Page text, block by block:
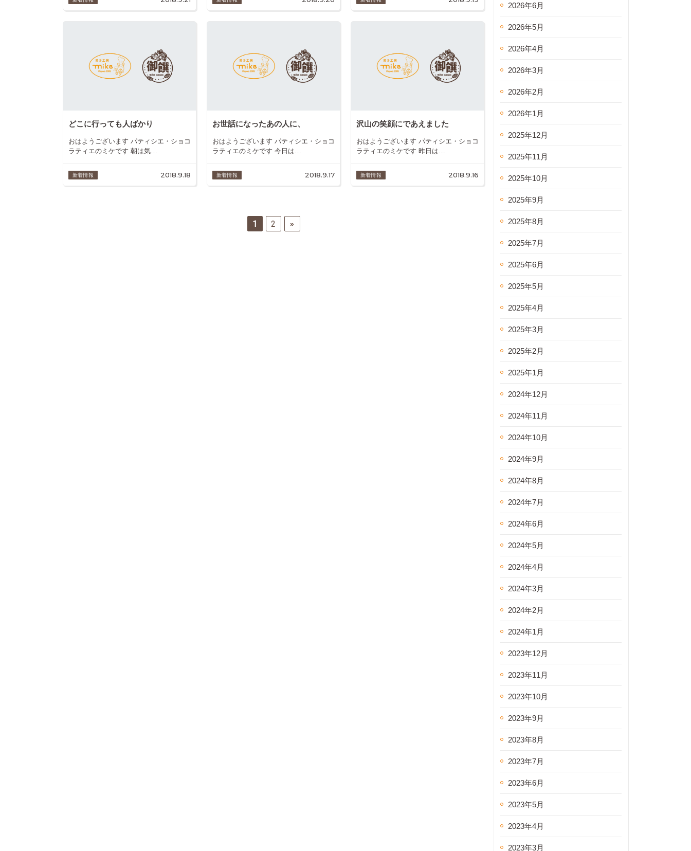
どこに行っても人ばかり
おはようございます パティシエ・ショコ
ラティエのミケです 朝は気…
新着情報 2018.9.18
お世話になったあの人に、
おはようございます パティシエ・ショコ
ラティエのミケです 今日は…
新着情報 2018.9.17
沢山の笑顔にであえました
おはようございます パティシエ・ショコ
ラティエのミケです 昨日は…
新着情報 2018.9.16
1 2 »
2026年6月
2026年5月
2026年4月
2026年3月
2026年2月
2026年1月
2025年12月
2025年11月
2025年10月
2025年9月
2025年8月
2025年7月
2025年6月
2025年5月
2025年4月
2025年3月
2025年2月
2025年1月
2024年12月
2024年11月
2024年10月
2024年9月
2024年8月
2024年7月
2024年6月
2024年5月
2024年4月
2024年3月
2024年2月
2024年1月
2023年12月
2023年11月
2023年10月
2023年9月
2023年8月
2023年7月
2023年6月
2023年5月
2023年4月
2023年3月